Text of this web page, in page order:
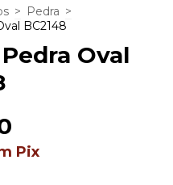
> Pedra >
BC2148
Oval
Pix